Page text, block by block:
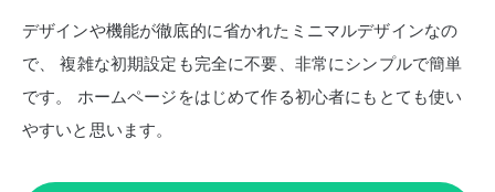
デザインや機能が徹底的に省かれたミニマルデザインなの
で、
複雑な初期設定も完全に不要、非常にシンプルで簡単
です。
ホームページをはじめて作る初心者にもとても使い
やすいと思います。